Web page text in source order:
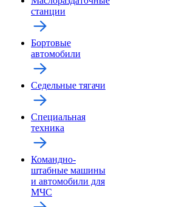
станции
Бортовые
автомобили
Седельные тягачи
Специальная
техника
Командно-
штабные машины
и автомобили для
МЧС